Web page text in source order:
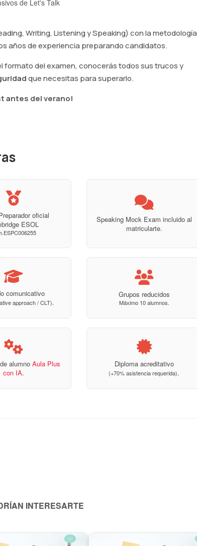
de Let's Talk
Writing, Listening y Speaking) con la metodología
años de experiencia preparando candidatos.
formato del examen, conocerás todos sus trucos y
que necesitas para superarlo.
antes del verano!
oficial
ESOL
Speaking Mock Exam incluido al
matricularte.
comunicativo
approach / CLT).
Grupos reducidos
Máximo 10 alumnos.
alumnoAula Plus
con IA.
Diploma acreditativo
(+70% asistencia requerida).
INTERESARTE